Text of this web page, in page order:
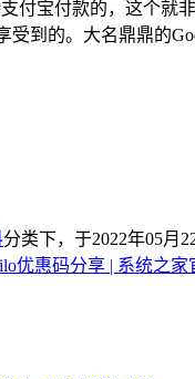
付宝付款的，这个
到的。大名鼎鼎的
分类下，于2022年05月
优惠码分享 | 系统之家